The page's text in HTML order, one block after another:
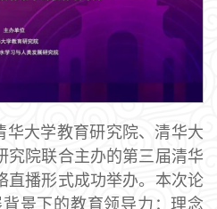
华大学教育研究院、清华大
究院联合主办的第三届清华
直播形式成功举办。本次论
景下的教育领导力：理念